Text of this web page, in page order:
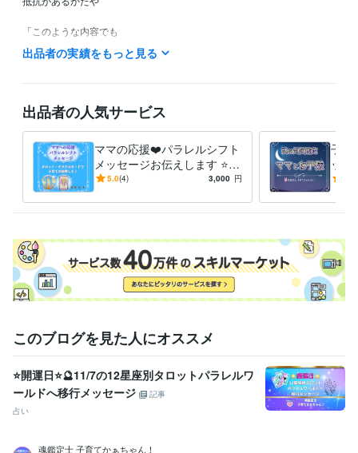
「このような内容でも
鑑定してもらえるのかなぁ？」など
お気軽に
ホーム画面の「メッセージ」
のところから
お問い合わせください。
こちらから
返信させていただきまして
させていただきます❤️
ご納得いただけましたら
サービスのご購入のお手続きを
お願いいたします(*^^*)
ご相談や鑑定を
お受けいただいた後に
感じていただけますよう
鑑定書を作成しております。
福祉住環境コーディネーター2級
出品者の実績をもっと見る
出品者の人気サービス
ママの応援❤️パラレルシフト
メッセージお伝えします ⭐️タ
ロット・オラクルカード⭐️子
5.0(4) 3,000 円
子育
ット
子の
このブログを見た人にオススメ
⭐開運日⭐🔮11/7の12星座別タロットパラレルワ
ールドへ移行メッセージ
記事
占い
魂鑑定士 子育てかぁちゃん！